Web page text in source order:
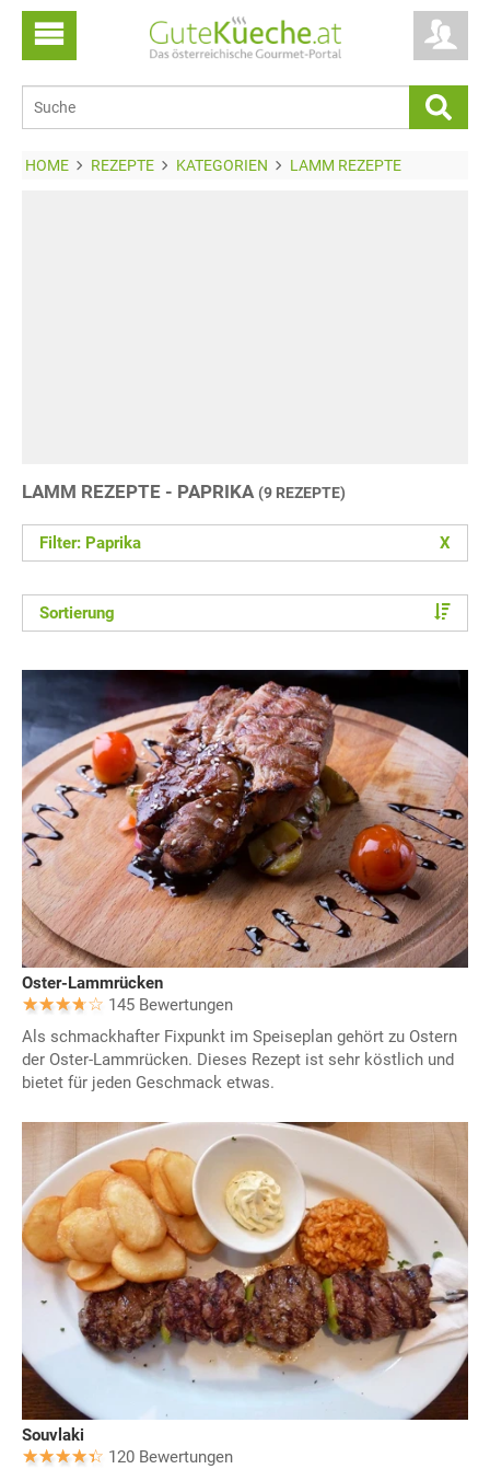
HOME REZEPTE KATEGORIEN LAMM REZEPTE
LAMM REZEPTE - PAPRIKA (9 REZEPTE)
Filter: Paprika X
Sortierung
Oster-Lammrücken
145 Bewertungen
Als schmackhafter Fixpunkt im Speiseplan gehört zu Ostern
der Oster-Lammrücken. Dieses Rezept ist sehr köstlich und
bietet für jeden Geschmack etwas.
Souvlaki
120 Bewertungen